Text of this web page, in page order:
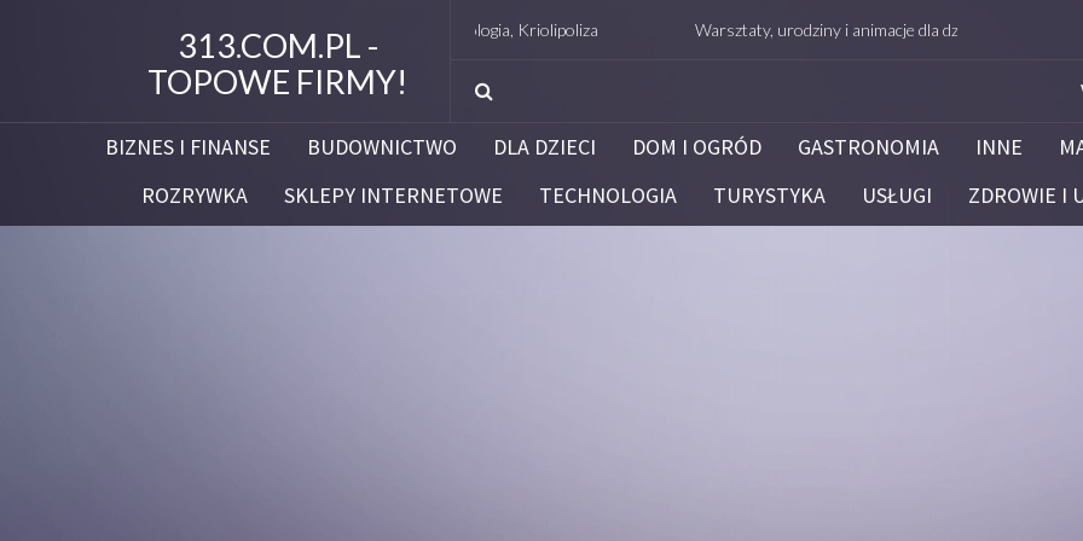
313.COM.PL -
TOPOWE FIRMY!
Studio Figura Białystok – Endermologia, Kriolipoliza Warsztaty, urodziny i animacje dla dzieci – Białystok –
BIZNES I FINANSE BUDOWNICTWO DLA DZIECI DOM I OGRÓD GASTRONOMIA INNE
ROZRYWKA
SKLEPY INTERNETOWE TECHNOLOGIA TURYSTYKA USŁUGI ZDROWIE I